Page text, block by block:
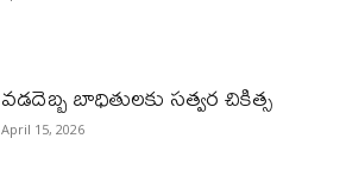
వడదెబ్బ బాధితులకు సత్వర చికిత్స
April 15, 2026